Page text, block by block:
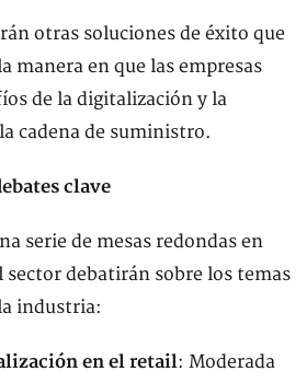
otras soluciones de éxito que
manera en que las empresas
de la digitalización y la
cadena de suministro.
clave
serie de mesas redondas en
sector debatirán sobre los temas
industria:
en el retail: Moderada